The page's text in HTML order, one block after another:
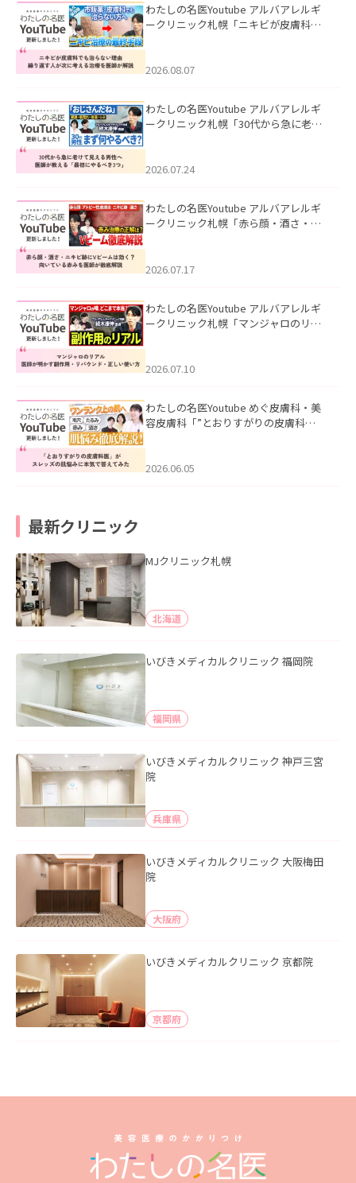
わたしの名医Youtube アルバアレルギ
ークリニック札幌「ニキビが皮膚科で
ました。
2026.08.07
わたしの名医Youtube アルバアレルギ
ークリニック札幌「30代から急に老け
た。
2026.07.24
わたしの名医Youtube アルバアレルギ
ークリニック札幌「赤ら顔・酒さ・ニ
した。
2026.07.17
わたしの名医Youtube アルバアレルギ
ークリニック札幌「マンジャロのリア
た。
2026.07.10
わたしの名医Youtube めぐ皮膚科・美
容皮膚科「”とおりすがりの皮膚科
2026.06.05
最新クリニック
MJクリニック札幌
北海道
いびきメディカルクリニック 福岡院
福岡県
いびきメディカルクリニック 神戸三宮
院
兵庫県
いびきメディカルクリニック 大阪梅田
院
大阪府
いびきメディカルクリニック 京都院
京都府